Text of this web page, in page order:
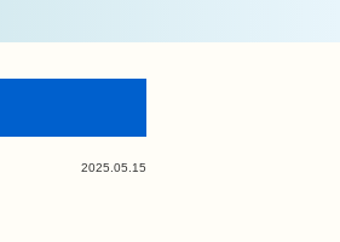
2025.05.15